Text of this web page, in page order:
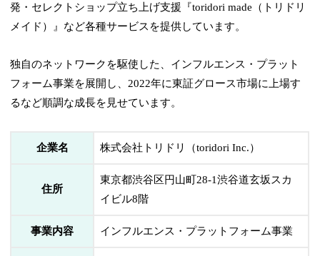
発・セレクトショップ立ち上げ支援『toridori made（トリドリ
メイド）』など各種サービスを提供しています。
独自のネットワークを駆使した、インフルエンス・プラット
フォーム事業を展開し、2022年に東証グロース市場に上場す
るなど順調な成長を見せています。
企業名 株式会社トリドリ（toridori Inc.）
住所
東京都渋谷区円山町28-1渋谷道玄坂スカ
イビル8階
事業内容 インフルエンス・プラットフォーム事業